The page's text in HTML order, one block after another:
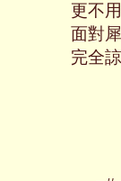
更不
面對
完全